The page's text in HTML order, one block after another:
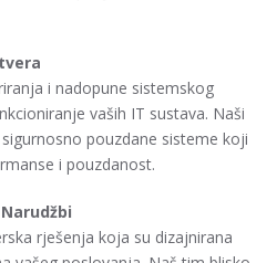
i nadopune sistemskog
vaših IT sustava. Naši
pouzdane sisteme koji
i pouzdanost.
rješenja koja su dizajnirana